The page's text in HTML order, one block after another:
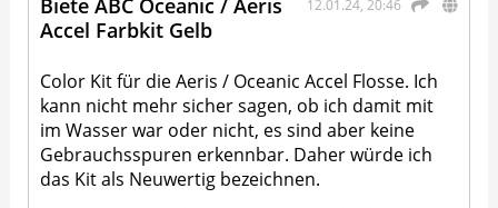
12.01.24, 20:46
Biete ABC Oceanic / Aeris
Accel Farbkit Gelb
Color Kit für die Aeris / Oceanic Accel Flosse. Ich
kann nicht mehr sicher sagen, ob ich damit mit
im Wasser war oder nicht, es sind aber keine
Gebrauchsspuren erkennbar. Daher würde ich
das Kit als Neuwertig bezeichnen.